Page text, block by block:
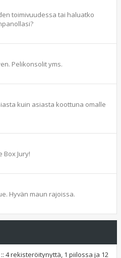
toimivuudessa tai haluatko
Pelikonsolit yms.
kuin asiasta koottuna omalle
Box Jury!
Hyvän maun rajoissa.
4 rekisteröitynyttä, 1 piilossa ja 12